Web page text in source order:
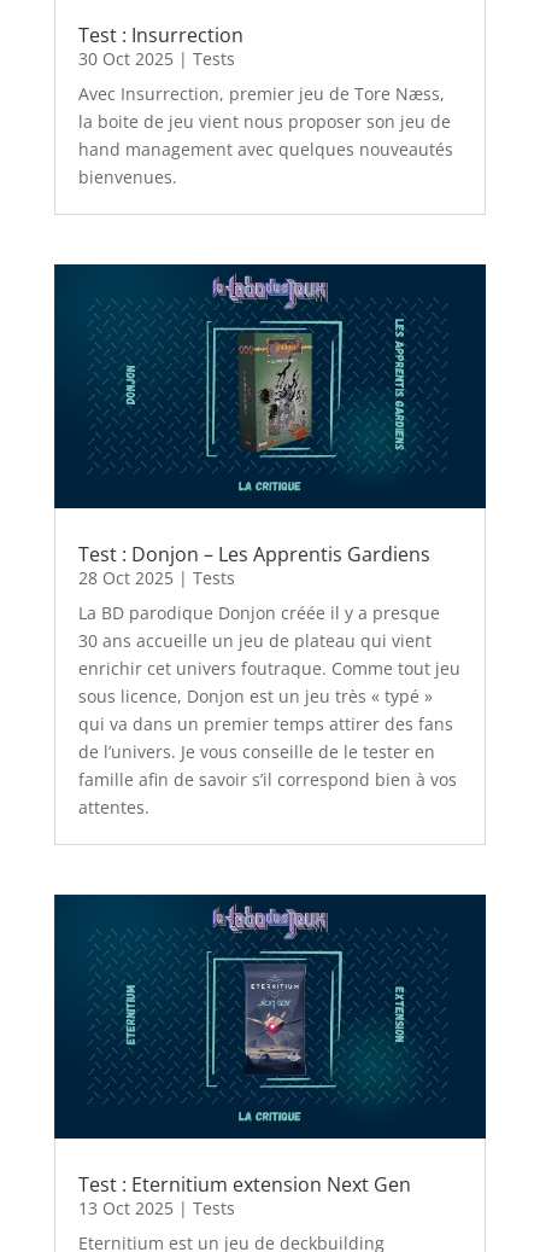
Test : Insurrection
30 Oct 2025| Tests
Avec Insurrection, premier jeu de Tore Næss,
la boite de jeu vient nous proposer son jeu de
hand management avec quelques nouveautés
bienvenues.
Test : Donjon – Les Apprentis Gardiens
28 Oct 2025| Tests
La BD parodique Donjon créée il y a presque
30 ans accueille un jeu de plateau qui vient
enrichir cet univers foutraque. Comme tout jeu
sous licence, Donjon est un jeu très « typé »
qui va dans un premier temps attirer des fans
de l’univers. Je vous conseille de le tester en
famille afin de savoir s’il correspond bien à vos
attentes.
Test : Eternitium extension Next Gen
13 Oct 2025| Tests
Eternitium est un jeu de deckbuilding